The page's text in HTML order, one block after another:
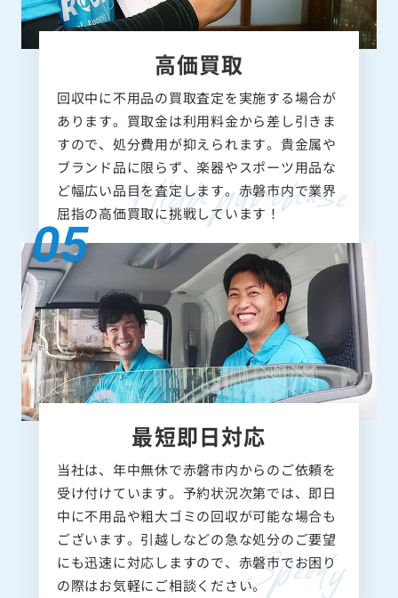
高価買取
回収中に不用品の買取査定を実施する場合が
あります。買取金は利用料金から差し引きま
すので、処分費用が抑えられます。貴金属や
ブランド品に限らず、楽器やスポーツ用品な
ど幅広い品目を査定します。赤磐市内で業界
屈指の高価買取に挑戦しています！
最短即日対応
当社は、年中無休で赤磐市内からのご依頼を
受け付けています。予約状況次第では、即日
中に不用品や粗大ゴミの回収が可能な場合も
ございます。引越しなどの急な処分のご要望
にも迅速に対応しますので、赤磐市でお困り
の際はお気軽にご相談ください。